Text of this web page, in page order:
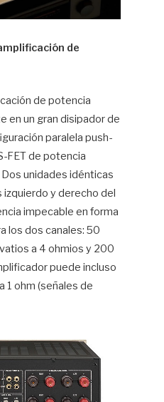
de
de potencia
en un gran disipador de
paralela push-
FET de potencia
unidades idénticas
y derecho del
impecable en forma
los dos canales: 50
a 4 ohmios y 200
puede incluso
1 ohm (señales de